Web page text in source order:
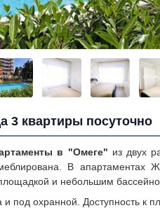
3 квартиры посуточно
в "Омеге" из двух
В
и небольшим
под охранной. Доступность к